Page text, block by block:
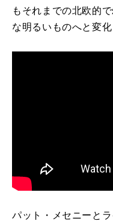
もそれまでの北欧的
な明るいものへと変化
パット・メセニーと